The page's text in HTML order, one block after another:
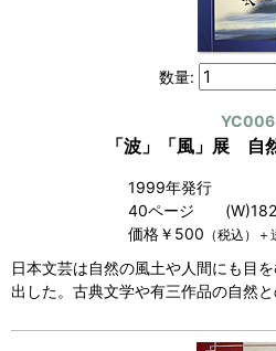
数量:
YC006
「波」「風」展 自
1999年発行
40ページ
価格￥500 （税込）＋
日本文芸は自然の風土や人間にも目
出した。古典文学や有三作品の自然